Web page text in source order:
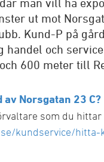
ut mot
Kund-P på
och
600 meter till
Norsgatan 23 C?
som du
kundservice/